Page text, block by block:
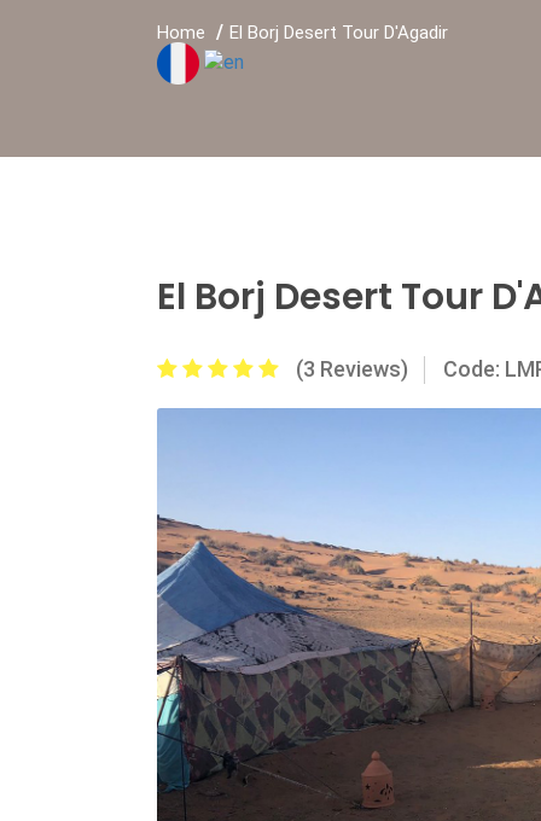
Home El Borj Desert Tour D'Agadir
El Borj Desert Tour
(3 Reviews) Code: